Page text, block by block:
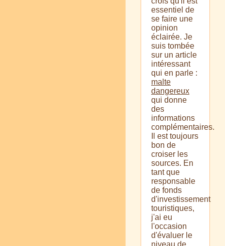
essentiel de
se faire une
opinion
éclairée. Je
suis tombée
sur un article
intéressant
qui en parle :
malte
dangereux
qui donne
des
informations
complémentaires.
Il est toujours
bon de
croiser les
sources. En
tant que
responsable
de fonds
d'investissement
touristiques,
j'ai eu
l'occasion
d'évaluer le
niveau de